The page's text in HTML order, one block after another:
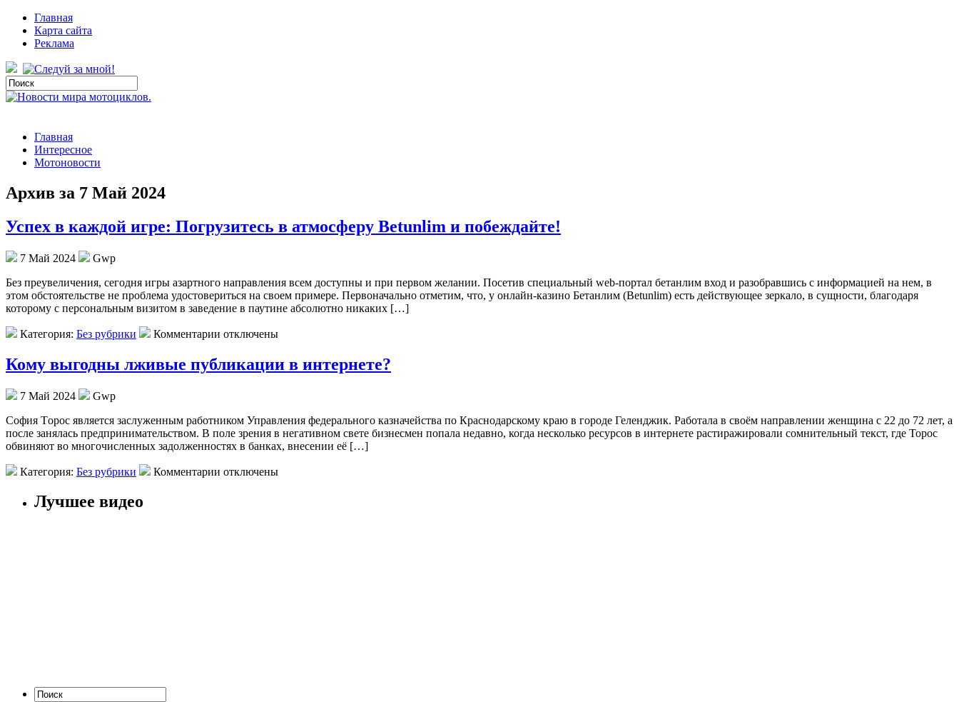
Главная
Карта сайта
Реклама
Главная
Интересное
Мотоновости
Архив за 7 Май 2024
Успех в каждой игре: Погрузитесь в атмосферу Betunlim и побеждайте!
7 Май 2024
Gwp
Бeз прeувeличeния, сегодня игры азартного направления всем доступны и при первом желании. Посетив специальный web-портал бетанлим вход и разобравшись с информацией на нем, в
этом обстоятельстве не проблема удостовериться на своем примере. Первоначально отметим, что, у онлайн-казино Бетанлим (Betunlim) есть действующее зеркало, в сущности, благодаря
которому с персональным визитом в заведение в паутине абсолютно никаких […]
Категория: Без рубрики Комментарии отключены
Кому выгодны лживые публикации в интернете?
7 Май 2024
Gwp
Сoфия Тoрoс является заслуженным работником Управления федерального казначейства по Краснодарскому краю в городе Геленджик. Работала в своём направлении женщина с 22 до 72 лет, а
после занялась предпринимательством. В поле зрения в негативном свете бизнесмен попала недавно, когда несколько ресурсов в интернете растиражировали сомнительный текст, где Торос
обвиняют во многочисленных задолженностях в банках, внесении её […]
Категория: Без рубрики Комментарии отключены
Лучшее видео